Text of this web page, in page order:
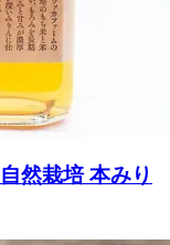
然栽培 本みり